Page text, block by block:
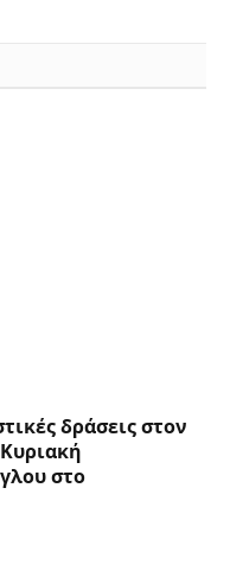
δράσεις στον
στο